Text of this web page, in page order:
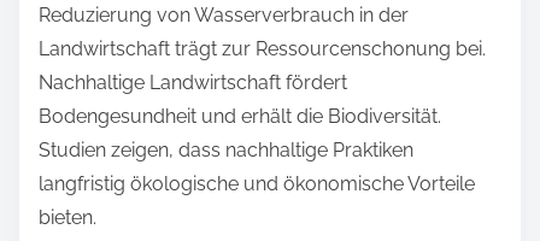
Reduzierung von Wasserverbrauch in der
Landwirtschaft trägt zur Ressourcenschonung bei.
Nachhaltige Landwirtschaft fördert
Bodengesundheit und erhält die Biodiversität.
Studien zeigen, dass nachhaltige Praktiken
langfristig ökologische und ökonomische Vorteile
bieten.